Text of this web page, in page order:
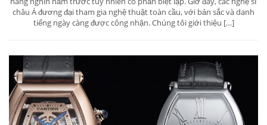
châu Á đương đại tham gia nghệ thuật toàn cầu, với bản sắc và danh
tiếng ngày càng được công nhận. Chúng tôi giới thiệu […]